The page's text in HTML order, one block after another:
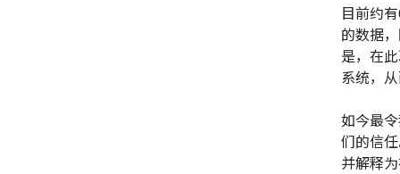
目前约
的数据
是，在
系统，
如今最
们的信
并解释